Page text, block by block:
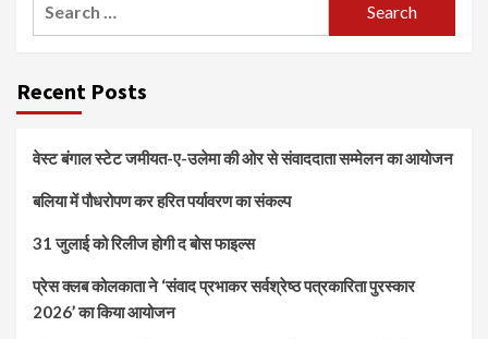
Recent Posts
वेस्ट बंगाल स्टेट जमीयत-ए-उलेमा की ओर से संवाददाता सम्मेलन का आयोजन
बलिया में पौधरोपण कर हरित पर्यावरण का संकल्प
31 जुलाई को रिलीज होगी द बोस फाइल्स
प्रेस क्लब कोलकाता ने ‘संवाद प्रभाकर सर्वश्रेष्ठ पत्रकारिता पुरस्कार
2026’ का किया आयोजन